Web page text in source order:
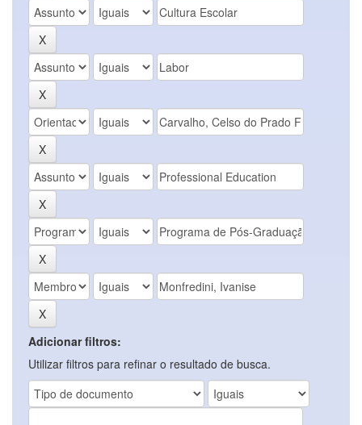
Adicionar filtros:
Utilizar filtros para refinar o resultado de busca.